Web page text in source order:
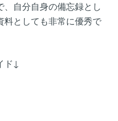
、自分自身の備忘録とし
料としても非常に優秀で
ド↓